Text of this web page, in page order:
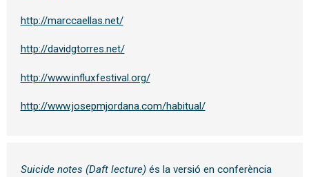
http://marccaellas.net/
http://davidgtorres.net/
http://www.influxfestival.org/
http://www.josepmjordana.com/habitual/
Suicide notes (Daft lecture)és la versió en conferència